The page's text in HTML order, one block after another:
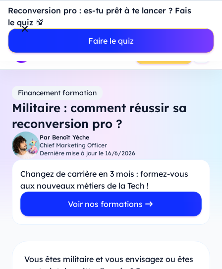
Reconversion pro : es-tu prêt à te lancer ? Fais
le quiz 💯
Faire le quiz
Introduction à Power BI : construisez votre premier
dashboard de A à Z
- Mardi 11 Août
18h00
Professionnels
Étudiants Parents Entreprises
Prendre RDV
Financement formation
Militaire : comment réussir sa
reconversion pro ?
Par Benoît Yèche
Chief Marketing Officer
Dernière mise à jour le 16/6/2026
Changez de carrière en 3 mois : formez-vous
aux nouveaux métiers de la Tech !
Voir nos formations
Vous êtes militaire et vous envisagez ou êtes